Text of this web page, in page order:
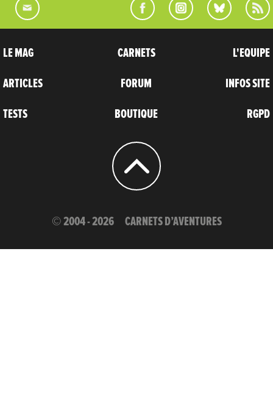
LE MAG
ARTICLES
TESTS
CARNETS
FORUM
BOUTIQUE
L'EQUIPE
INFOS SITE
RGPD
© 2004 - 2026 CARNETS D’AVENTURES